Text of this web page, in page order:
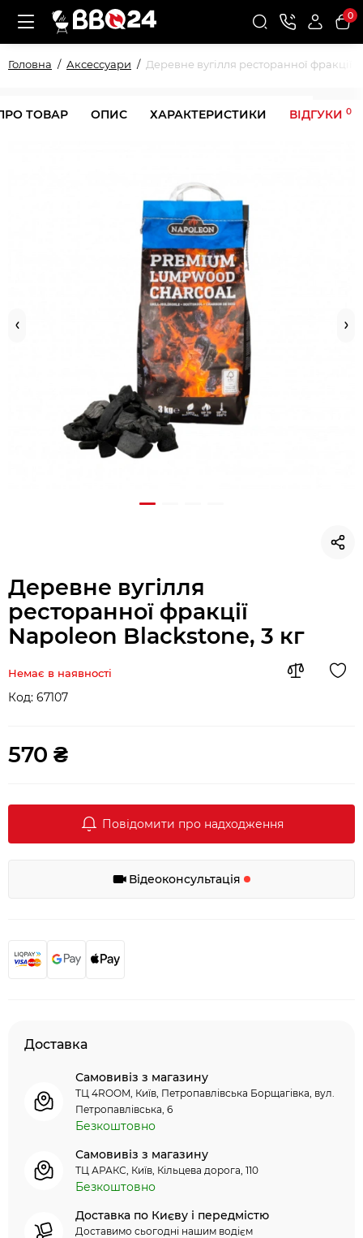
0
Головна Аксессуари Деревне вугілля ресторанної фракції
ТОВАР ОПИС ХАРАКТЕРИСТИКИ ВІДГУКИ 0
Деревне вугілля
ресторанної фракції
Napoleon Blackstone, 3 кг
Немає в наявності
Код: 67107
570 ₴
Повідомити про надходження
Відеоконсультація
Доставка
Самовивіз з магазину
ТЦ 4ROOM, Київ, Петропавлівська Борщагівка, вул.
Петропавлівська, 6
Безкоштовно
Самовивіз з магазину
ТЦ АРАКС, Київ, Кільцева дорога, 110
Безкоштовно
Доставка по Києву і передмістю
Доставимо сьогодні нашим водієм